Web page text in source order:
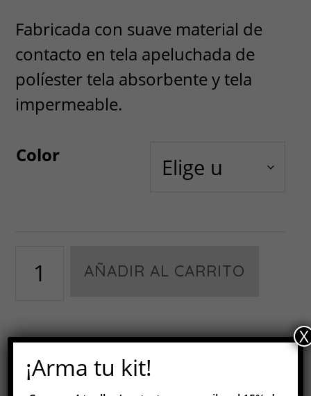
Fabricada con suave material de
contacto en tela apeluchada de
políester tela absorbente y tela
impermeable.
Color
cantidad
AÑADIR AL CARRITO
SKU:N/DCategoría:Toallas
ecológicas
¡Arma tu kit!
X